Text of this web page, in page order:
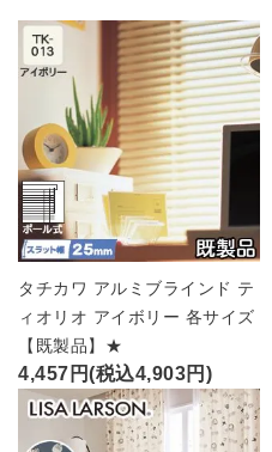
タチカワ アルミブラインド テ
ィオリオ アイボリー 各サイズ
【既製品】★
4,457円(税込4,903円)